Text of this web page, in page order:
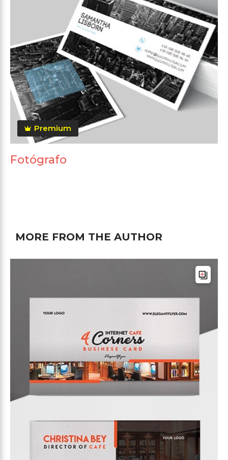
Premium
Fotógrafo
MORE FROM THE AUTHOR